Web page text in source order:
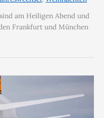
am Heiligen Abend und
Frankfurt und München